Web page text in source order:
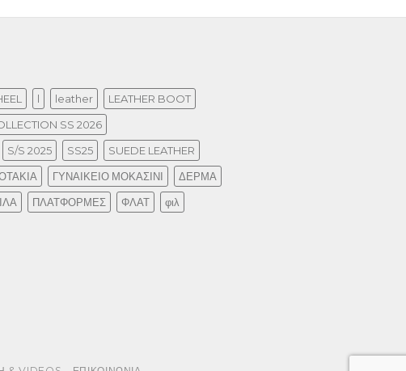
l leather
LEATHER BOOT
SS 2026
S/S 2025 SS25
SUEDE LEATHER
ΓΥΝΑΙΚΕΙΟ ΜΟΚΑΣΙΝΙ
ΔΕΡΜΑ
ΠΛΑΤΦΟΡΜΕΣ ΦΛΑΤ φιλ